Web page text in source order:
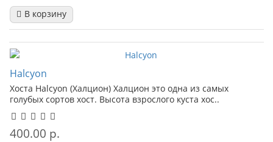
В корзину
Halcyon
Хоста Halcyon (Халцион) Халцион это одна из самых
голубых сортов хост. Высота взрослого куста хос..
400.00 р.